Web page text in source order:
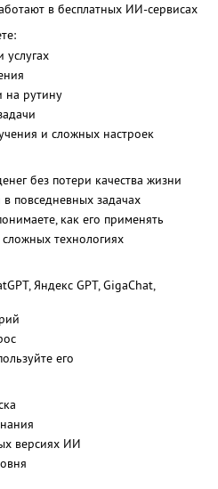
в бесплатных ИИ-сервисах
услугах
на рутину
и сложных настроек
без потери качества жизни
повседневных задачах
как его применять
технологиях
Яндекс GPT, GigaChat,
его
версиях ИИ